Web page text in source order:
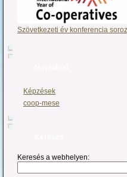
Szövetkezeti év konferencia
Képzések
coop-mese
Keresés a webhelyen: